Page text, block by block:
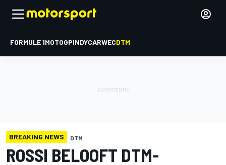
FORMULE 1MOTOGPINDYCARWECDTM
BREAKING NEWS DTM
ROSSI BELOOFT DTM-